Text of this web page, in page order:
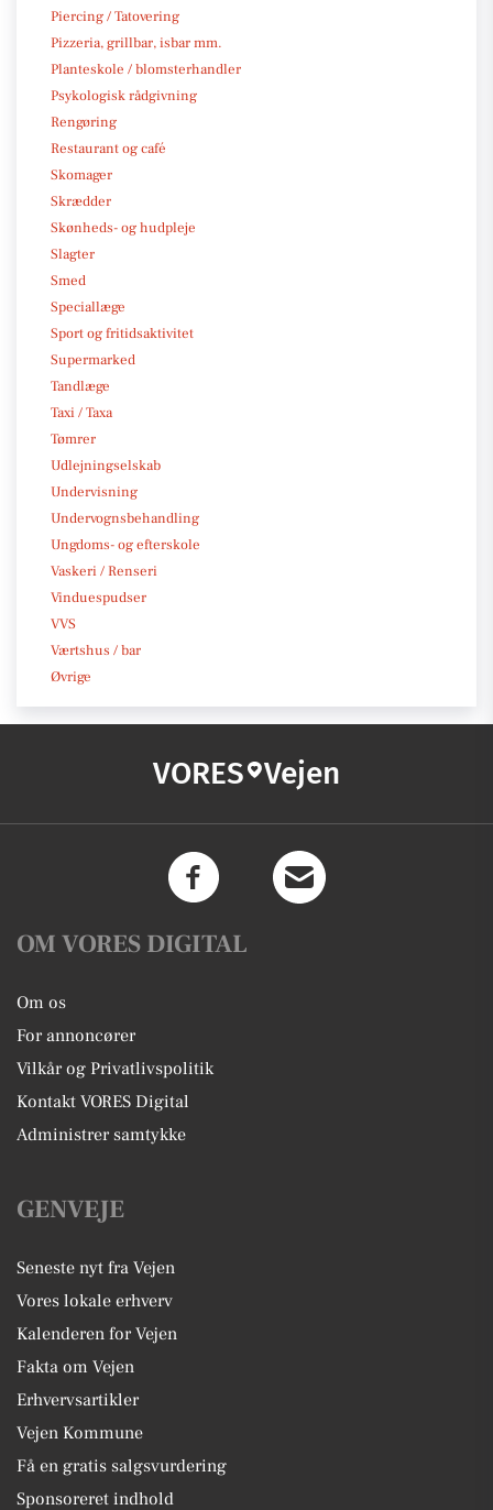
Piercing / Tatovering
Pizzeria, grillbar, isbar mm.
Planteskole / blomsterhandler
Psykologisk rådgivning
Rengøring
Restaurant og café
Skomager
Skrædder
Skønheds- og hudpleje
Slagter
Smed
Speciallæge
Sport og fritidsaktivitet
Supermarked
Tandlæge
Taxi / Taxa
Tømrer
Udlejningselskab
Undervisning
Undervognsbehandling
Ungdoms- og efterskole
Vaskeri / Renseri
Vinduespudser
VVS
Værtshus / bar
Øvrige
VORES Vejen
OM VORES DIGITAL
Om os
For annoncører
Vilkår og Privatlivspolitik
Kontakt VORES Digital
Administrer samtykke
GENVEJE
Seneste nyt fra Vejen
Vores lokale erhverv
Kalenderen for Vejen
Fakta om Vejen
Erhvervsartikler
Vejen Kommune
Få en gratis salgsvurdering
Sponsoreret indhold